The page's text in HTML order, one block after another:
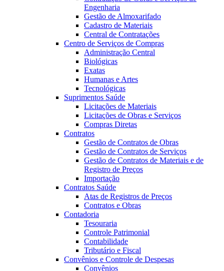
Engenharia
Gestão de Almoxarifado
Cadastro de Materiais
Central de Contratações
Centro de Serviços de Compras
Administração Central
Biológicas
Exatas
Humanas e Artes
Tecnológicas
Suprimentos Saúde
Licitações de Materiais
Licitações de Obras e Serviços
Compras Diretas
Contratos
Gestão de Contratos de Obras
Gestão de Contratos de Serviços
Gestão de Contratos de Materiais e de
Registro de Preços
Importação
Contratos Saúde
Atas de Registros de Preços
Contratos e Obras
Contadoria
Tesouraria
Controle Patrimonial
Contabilidade
Tributário e Fiscal
Convênios e Controle de Despesas
Convênios